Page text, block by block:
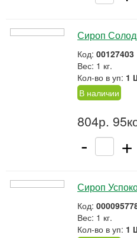
Сироп
Код: 00127403
Вес: 1 кг.
Кол-во в уп: 1
В наличии
804р.
- +
Сироп
Код:
Вес: 1 кг.
Кол-во в уп: 1